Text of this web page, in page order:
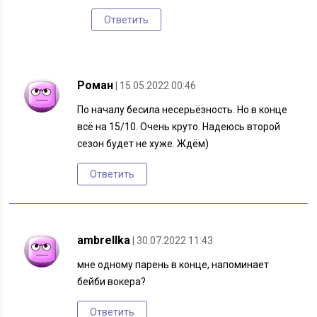
Ответить
Роман | 15.05.2022 00:46
По началу бесила несерьёзность. Но в конце
всё на 15/10. Очень круто. Надеюсь второй
сезон будет не хуже. Ждём)
Ответить
ambrellka | 30.07.2022 11:43
мне одному парень в конце, напоминает
бейби вокера?
Ответить